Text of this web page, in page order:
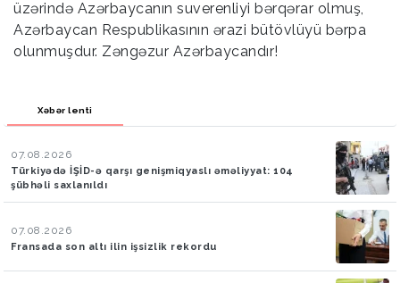
üzərində Azərbaycanın suverenliyi bərqərar olmuş,
Azərbaycan Respublikasının ərazi bütövlüyü bərpa
olunmuşdur. Zəngəzur Azərbaycandır!
Xəbər lenti
07.08.2026
Türkiyədə İŞİD-ə qarşı genişmiqyaslı əməliyyat: 104
şübhəli saxlanıldı
07.08.2026
Fransada son altı ilin işsizlik rekordu